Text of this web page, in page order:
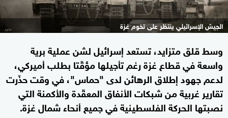
الجيش الإسرائيلي ينتظر على تخوم غزة
وسط قلق متزايد، تستعد إسرائيل لشن عملية برية
واسعة في قطاع غزة رغم تأجيلها مؤقّتا بطلب أميركي،
لدعم جهود إطلاق الرهائن لدى "حماس"، في وقت حذّرت
تقارير غربية من شبكات الأنفاق المعقّدة والأكمنة التي
نصبتها الحركة الفلسطينية في جميع أنحاء شمال غزة.